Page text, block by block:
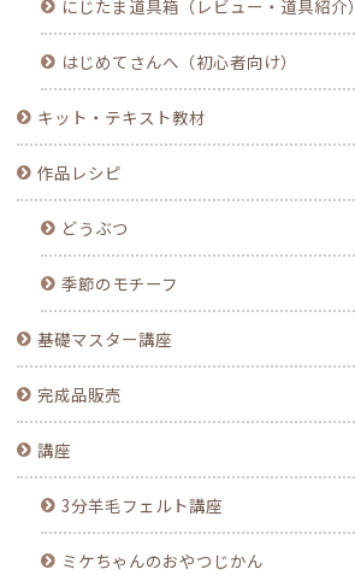
にじたま道具箱（レビュー・道具紹介）
はじめてさんへ（初心者向け）
キット・テキスト教材
作品レシピ
どうぶつ
季節のモチーフ
基礎マスター講座
完成品販売
講座
3分羊毛フェルト講座
ミケちゃんのおやつじかん